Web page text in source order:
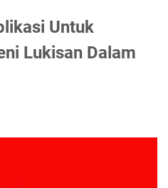
Untuk
Lukisan Dalam